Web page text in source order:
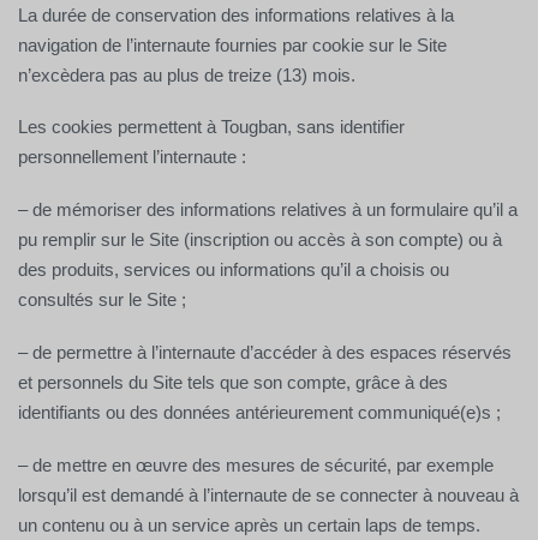
La durée de conservation des informations relatives à la
navigation de l’internaute fournies par cookie sur le Site
n’excèdera pas au plus de treize (13) mois.
Les cookies permettent à Tougban, sans identifier
personnellement l’internaute :
– de mémoriser des informations relatives à un formulaire qu’il a
pu remplir sur le Site (inscription ou accès à son compte) ou à
des produits, services ou informations qu’il a choisis ou
consultés sur le Site ;
– de permettre à l’internaute d’accéder à des espaces réservés
et personnels du Site tels que son compte, grâce à des
identifiants ou des données antérieurement communiqué(e)s ;
– de mettre en œuvre des mesures de sécurité, par exemple
lorsqu’il est demandé à l’internaute de se connecter à nouveau à
un contenu ou à un service après un certain laps de temps.